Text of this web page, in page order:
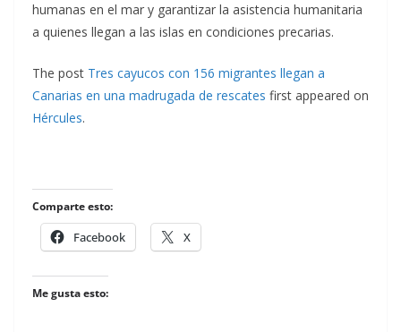
humanas en el mar y garantizar la asistencia humanitaria
a quienes llegan a las islas en condiciones precarias.
The post Tres cayucos con 156 migrantes llegan a
Canarias en una madrugada de rescates first appeared on
Hércules.
Comparte esto:
Facebook X
Me gusta esto: